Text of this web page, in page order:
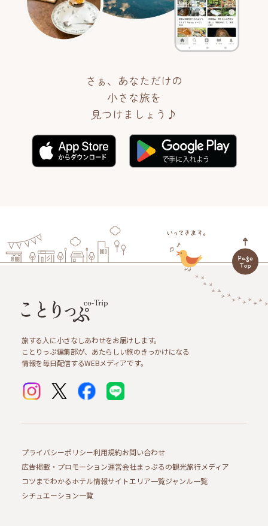
さぁ、あなただけの
小さな旅を
見つけましょう♪
旅する人に小さなしあわせをお届けします。
ことりっぷ編集部が、あたらしい旅のきっかけになる
情報を毎日配信するWEBメディアです。
プライバシーポリシー利用規約お問い合わせ
広告掲載・プロモーション運営会社まっぷるの観光旅行メディア
コツまでわかるホテル情報サイトエリア一覧ジャンル一覧
シチュエーション一覧